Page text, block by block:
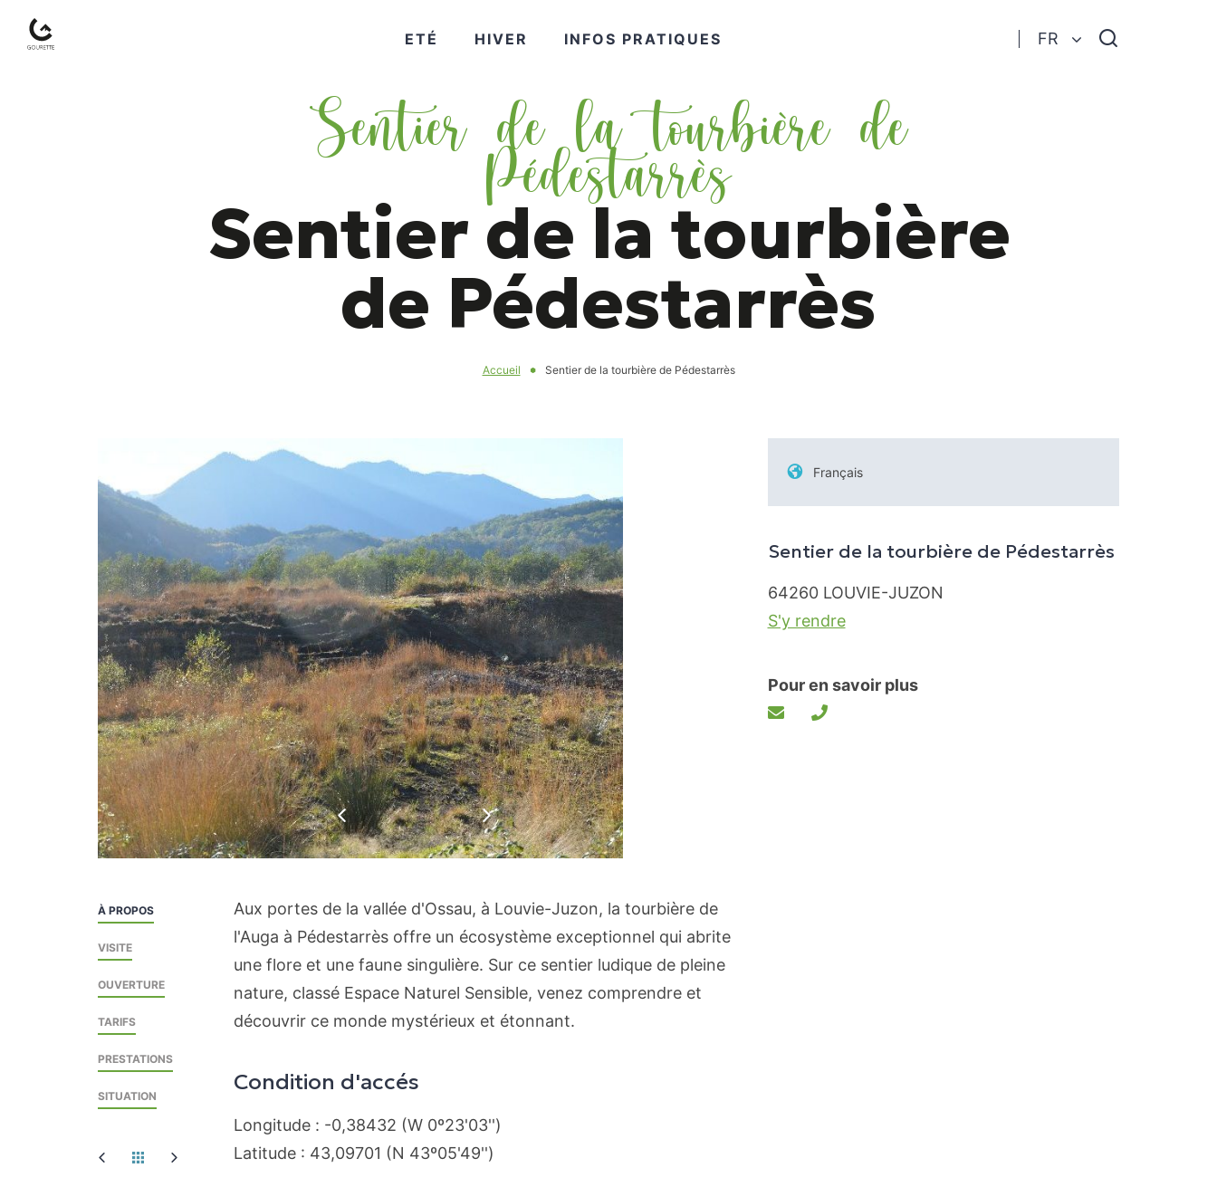
ETÉ VOIR
PLUS
HIVER VOIRINFOS PRATIQUES
PLUS
FR
Sentier de la tourbière de
Pédestarrès
Sentier de la tourbière
de Pédestarrès
Accueil Sentier de la tourbière de Pédestarrès
Suivant
Précédent
À PROPOS
VISITE
OUVERTURE
TARIFS
PRESTATIONS
SITUATION
Aux portes de la vallée d'Ossau, à Louvie-Juzon, la tourbière de
l'Auga à Pédestarrès offre un écosystème exceptionnel qui abrite
une flore et une faune singulière. Sur ce sentier ludique de pleine
nature, classé Espace Naturel Sensible, venez comprendre et
découvrir ce monde mystérieux et étonnant.
Condition d'accés
Longitude : -0,38432 (W 0º23'03'')
Latitude : 43,09701 (N 43º05'49'')
Français
Sentier de la tourbière de Pédestarrès
64260LOUVIE-JUZON
S'y rendre
Pour en savoir plus